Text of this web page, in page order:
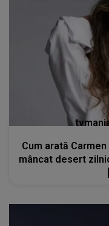
Cum arată
mâncat desert